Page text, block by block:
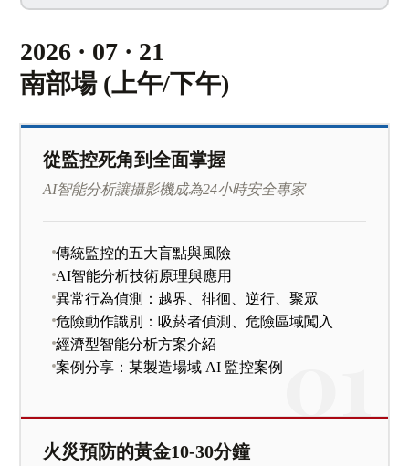
2026 · 07 · 21
南部場 (上午/下午)
從監控死角到全面掌握
AI智能分析讓攝影機成為24小時安全專家
傳統監控的五大盲點與風險
AI智能分析技術原理與應用
異常行為偵測：越界、徘徊、逆行、聚眾
危險動作識別：吸菸者偵測、危險區域闖入
經濟型智能分析方案介紹
案例分享：某製造場域 AI 監控案例
火災預防的黃金10-30分鐘